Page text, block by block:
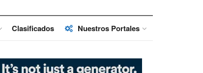
Clasificados Nuestros Portales